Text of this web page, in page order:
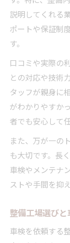
説明してくれる
ポートや保証制
す。
口コミや実際の
との対応や技術
タッフが親身に
がわかりやすか
者でも安心して
また、万が一の
も大切です。長
車検やメンテナ
ストや手間を抑
整備工場選び
車検を依頼する